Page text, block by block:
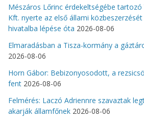
Mészáros Lőrinc érdekeltségébe tartozó
Kft. nyerte az első állami
hivatalba lépése óta 2026-08-06
Elmaradásban a Tisza-kormány a
2026-08-06
Horn Gábor: Bebizonyosodott, a
fent 2026-08-06
Felmérés: Laczó Adriennre szavaztak
akarják államfőnek 2026-08-06